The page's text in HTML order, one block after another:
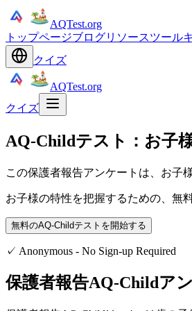
AQTest.org
トップページブログリソースツール
クイズ
AQTest.org
クイズ
AQ-Childテスト：お子
この保護者報告アンケートは、お子
お子様の特性を把握するための、無
無料のAQ-Childテストを開始する
✓ Anonymous - No Sign-up Required
保護者報告AQ-Childア